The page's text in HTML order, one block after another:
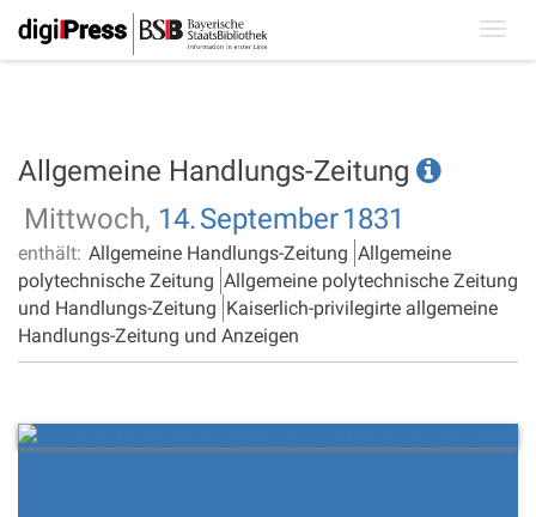
Allgemeine Handlungs-Zeitung
Mittwoch, 14.September1831
enthält: Allgemeine Handlungs-Zeitung Allgemeine
polytechnische Zeitung Allgemeine polytechnische Zeitung
und Handlungs-Zeitung Kaiserlich-privilegirte allgemeine
Handlungs-Zeitung und Anzeigen